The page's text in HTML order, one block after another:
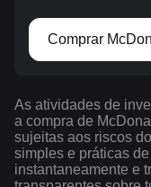
Comprar
As atividades de
a compra de
sujeitas aos riscos
simples e práticas
instantaneamente e